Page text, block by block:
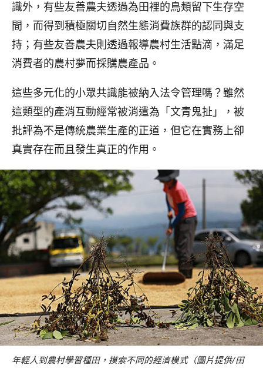
識外，有些友善農夫透過為田裡的鳥類留下生存空
間，而得到積極關切自然生態消費族群的認同與支
持；有些友善農夫則透過報導農村生活點滴，滿足
消費者的農村夢而採購農產品。
這些多元化的小眾共識能被納入法令管理嗎？雖然
這類型的產消互動經常被消遣為「文青鬼扯」，被
批評為不是傳統農業生產的正道，但它在實務上卻
真實存在而且發生真正的作用。
年輕人到農村學習種田，摸索不同的經濟模式（圖片提供/田